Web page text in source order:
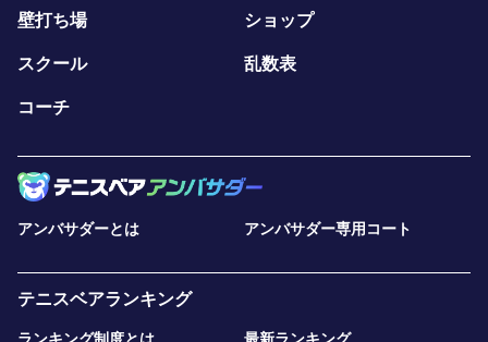
壁打ち場 ショップ
スクール 乱数表
コーチ
アンバサダーとは アンバサダー専用コート
テニスベアランキング